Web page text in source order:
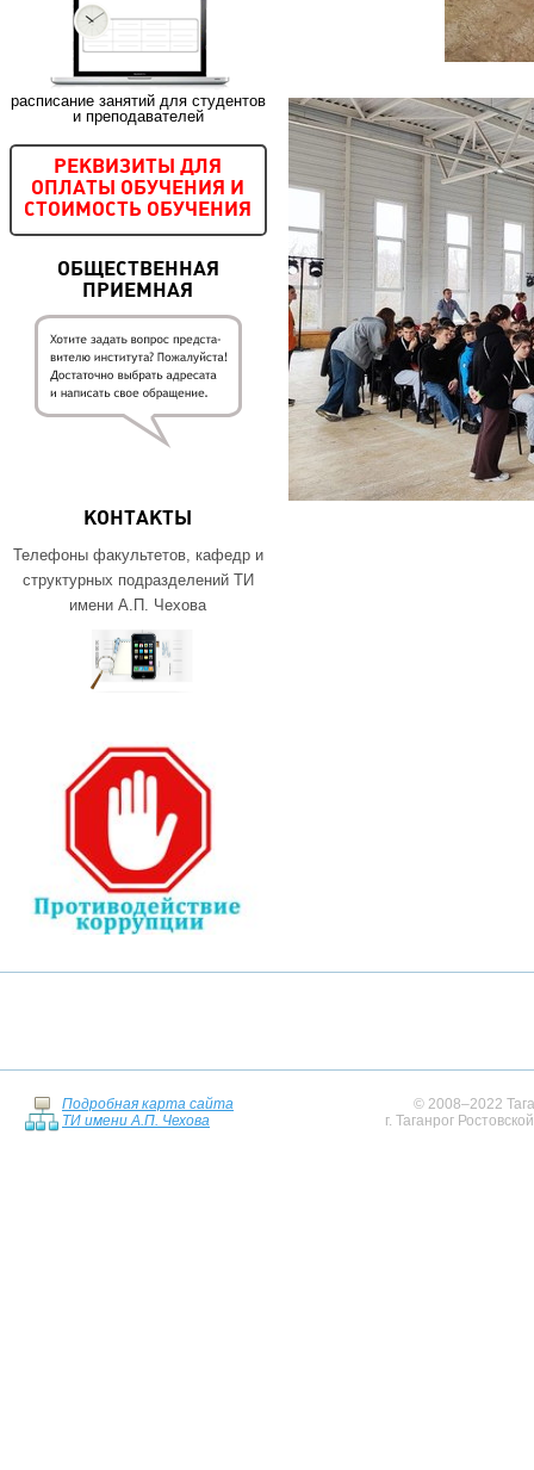
расписание занятий для студентов
и преподавателей
РЕКВИЗИТЫ ДЛЯ
ОПЛАТЫ ОБУЧЕНИЯ И
СТОИМОСТЬ ОБУЧЕНИЯ
ОБЩЕСТВЕННАЯ
ПРИЕМНАЯ
КОНТАКТЫ
Телефоны факультетов, кафедр и
структурных подразделений ТИ
имени А.П. Чехова
Подробная карта сайта
ТИ имени А.П. Чехова
© 2008–2022
г. Таганрог